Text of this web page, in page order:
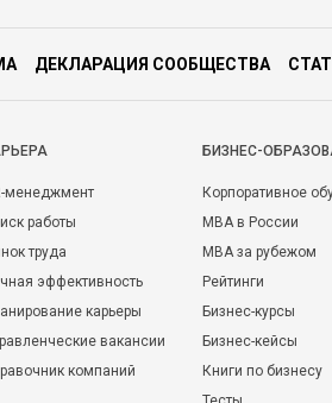
ДЕКЛАРАЦИЯ СООБЩЕСТВА
менеджмент
работы
труда
эффективность
карьеры
вакансии
компаний
БИЗНЕС-
Корпоративное
MBA в России
MBA за рубежом
Рейтинги
Бизнес-курсы
Бизнес-кейсы
Книги по бизнесу